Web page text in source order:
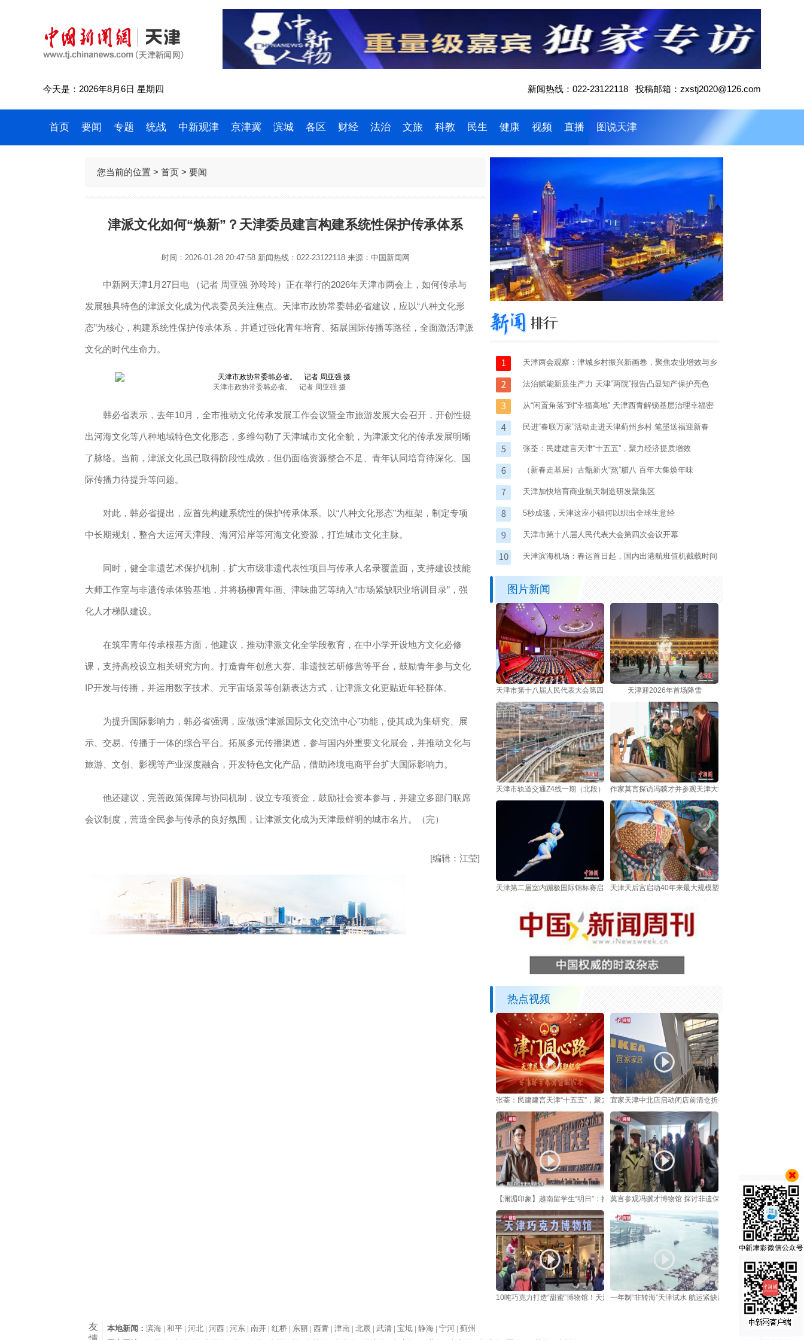
今天是：2026年8月6日 星期四 新闻热线：022-23122118 投稿邮箱：zxstj2020@126.com
首页 要闻 专题 统战 中新观津 京津冀 滨城 各区 财经 法治 文旅 科教 民生 健康 视频 直播 图说天津
您当前的位置 > 首页 > 要闻
津派文化如何“焕新”？天津委员建言构建系统性保护传承体系
时间：2026-01-28 20:47:58 新闻热线：022-23122118来源：中国新闻网
中新网天津1月27日电 （记者 周亚强 孙玲玲）正在举行的2026年天津市两会上，如何传承与
发展独具特色的津派文化成为代表委员关注焦点。天津市政协常委韩必省建议，应以“八种文化形
态”为核心，构建系统性保护传承体系，并通过强化青年培育、拓展国际传播等路径，全面激活津派
文化的时代生命力。
天津市政协常委韩必省。 记者 周亚强 摄
韩必省表示，去年10月，全市推动文化传承发展工作会议暨全市旅游发展大会召开，开创性提
出河海文化等八种地域特色文化形态，多维勾勒了天津城市文化全貌，为津派文化的传承发展明晰
了脉络。当前，津派文化虽已取得阶段性成效，但仍面临资源整合不足、青年认同培育待深化、国
际传播力待提升等问题。
对此，韩必省提出，应首先构建系统性的保护传承体系。以“八种文化形态”为框架，制定专项
中长期规划，整合大运河天津段、海河沿岸等河海文化资源，打造城市文化主脉。
同时，健全非遗艺术保护机制，扩大市级非遗代表性项目与传承人名录覆盖面，支持建设技能
大师工作室与非遗传承体验基地，并将杨柳青年画、津味曲艺等纳入“市场紧缺职业培训目录”，强
化人才梯队建设。
在筑牢青年传承根基方面，他建议，推动津派文化全学段教育，在中小学开设地方文化必修
课，支持高校设立相关研究方向。打造青年创意大赛、非遗技艺研修营等平台，鼓励青年参与文化
IP开发与传播，并运用数字技术、元宇宙场景等创新表达方式，让津派文化更贴近年轻群体。
为提升国际影响力，韩必省强调，应做强“津派国际文化交流中心”功能，使其成为集研究、展
示、交易、传播于一体的综合平台。拓展多元传播渠道，参与国内外重要文化展会，并推动文化与
旅游、文创、影视等产业深度融合，开发特色文化产品，借助跨境电商平台扩大国际影响力。
他还建议，完善政策保障与协同机制，设立专项资金，鼓励社会资本参与，并建立多部门联席
会议制度，营造全民参与传承的良好氛围，让津派文化成为天津最鲜明的城市名片。（完）
[编辑：江莹]
天津两会观察：津城乡村振兴新画卷，聚焦农业增效与乡
村活力
法治赋能新质生产力 天津“两院”报告凸显知产保护亮色
从“闲置角落”到“幸福高地” 天津西青解锁基层治理幸福密
码
民进“春联万家”活动走进天津蓟州乡村 笔墨送福迎新春
张荃：民建建言天津“十五五”，聚力经济提质增效
（新春走基层）古甑新火“熬”腊八 百年大集焕年味
天津加快培育商业航天制造研发聚集区
5秒成毯，天津这座小镇何以织出全球生意经
天津市第十八届人民代表大会第四次会议开幕
天津滨海机场：春运首日起，国内出港航班值机截载时间
缩短至30分钟
图片新闻
天津市第十八届人民代表大会第四次会议开幕天津迎2026年首场降雪
天津市轨道交通Z4线一期（北段）开通运营作家莫言探访冯骥才并参观天津大学冯骥才博物馆
天津第二届室内蹦极国际锦标赛启幕 中外选手跃动海河之畔天津天后宫启动40年来最大规模塑像修复 非遗技艺护航700
热点视频
张荃：民建建言天津“十五五”，聚力经济提质增效宜家天津中北店启动闭店前清仓折扣活动
【澜湄印象】越南留学生“明日”：把中国的烟火气“译”回家乡莫言参观冯骥才博物馆 探讨非遗保护与文学转化
10吨巧克力打造“甜蜜”博物馆！天津新地标成元旦热门打卡地一年制“非转海”天津试水 航运紧缺岗位添“快通道”
友
本地新闻： 滨海 |和平 |河北 |河西 |河东 |南开 |红桥 | 东丽 |西青 |津南 |北辰 |武清 |宝坻 |静海 |宁河 |蓟州